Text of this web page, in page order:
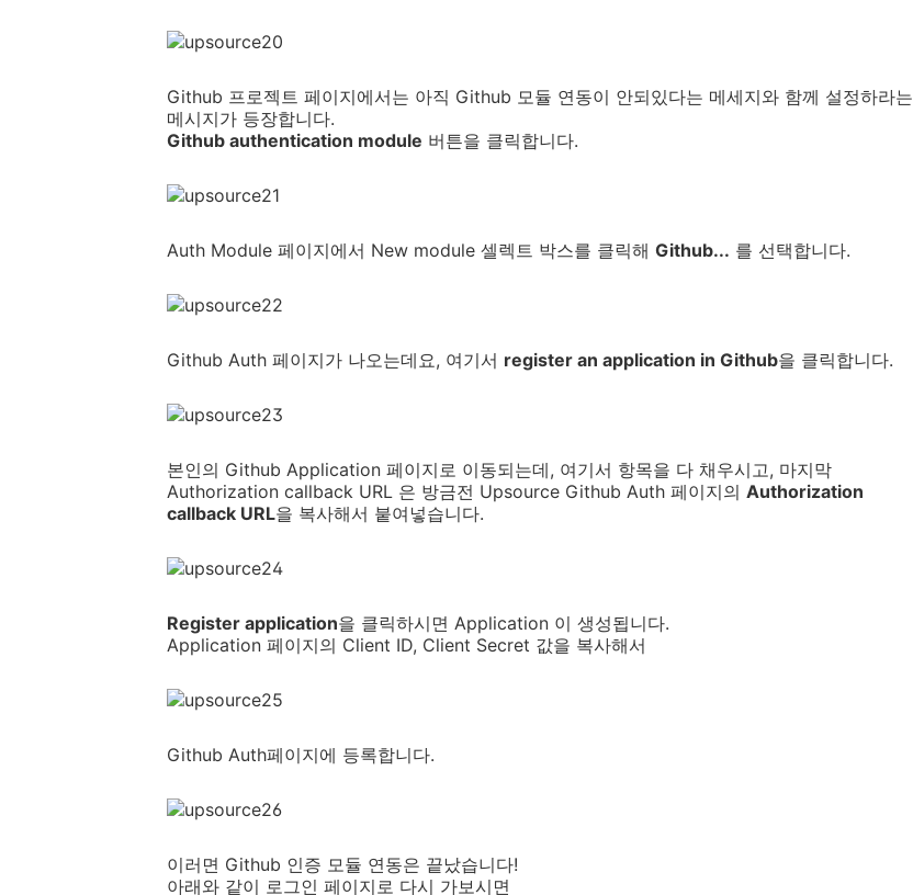
Github 프로젝트 페이지에서는 아직 Github 모듈 연동이 안되있다는 메세지와 함께 설정하라는
메시지가 등장합니다.
Github authentication module 버튼을 클릭합니다.
Auth Module 페이지에서 New module 셀렉트 박스를 클릭해 Github... 를 선택합니다.
Github Auth 페이지가 나오는데요, 여기서 register an application in Github을 클릭합니다.
본인의 Github Application 페이지로 이동되는데, 여기서 항목을 다 채우시고, 마지막
Authorization callback URL 은 방금전 Upsource Github Auth 페이지의 Authorization
callback URL을 복사해서 붙여넣습니다.
Register application을 클릭하시면 Application 이 생성됩니다.
Application 페이지의 Client ID, Client Secret 값을 복사해서
Github Auth페이지에 등록합니다.
이러면 Github 인증 모듈 연동은 끝났습니다!
아래와 같이 로그인 페이지로 다시 가보시면